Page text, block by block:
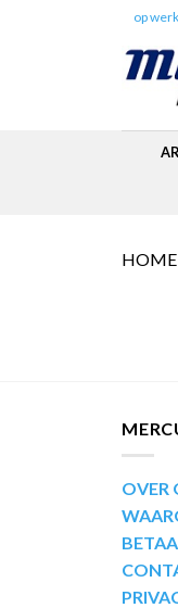
op
HOME
OVER